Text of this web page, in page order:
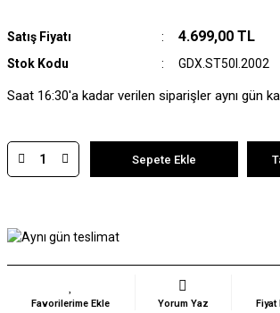
Satış Fiyatı 4.699,00 TL
Stok Kodu GDX.ST50I.2002
Saat 16:30'a kadar verilen siparişler aynı gün
Sepete Ekle
Yorum Yaz Fiyat